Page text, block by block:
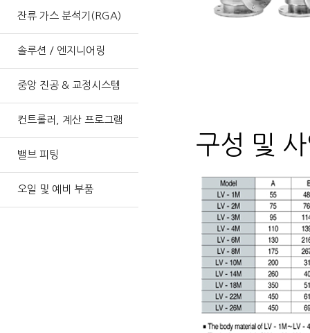
잔류 가스 분석기(RGA)
솔루션 / 엔지니어링
중앙 진공 & 교정시스템
컨트롤러, 계산 프로그램
밸브 피팅
오일 및 예비 부품
구성 및